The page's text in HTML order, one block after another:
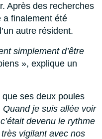
Après des recherches
a finalement été
autre résident.
simplement d’être
», explique un
ses deux poules
Quand je suis allée voir
devenu le rythme
vigilant avec nos